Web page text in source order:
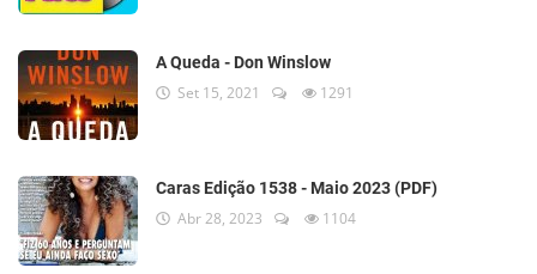
A Queda - Don Winslow
Set 15, 2021 1291
Caras Edição 1538 - Maio 2023 (PDF)
Abr 28, 2023 1104